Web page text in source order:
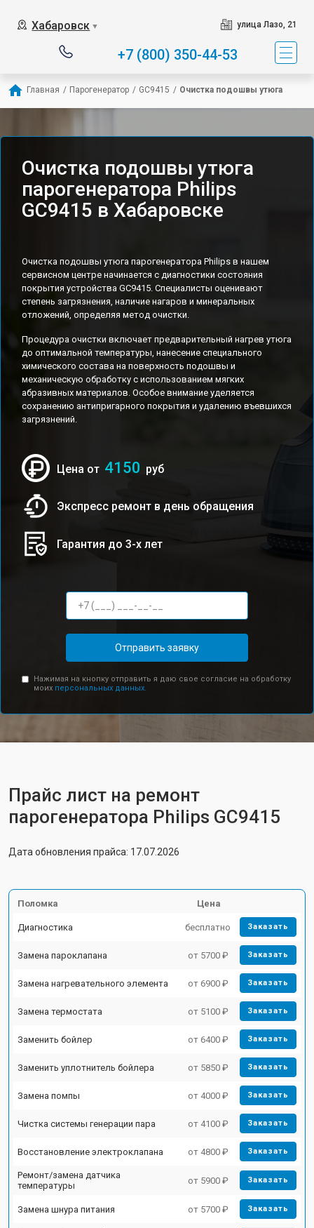
Хабаровск ▼ улица Лазо, 21
+7 (800) 350-44-53
Главная / Парогенератор / GC9415 / Очистка подошвы утюга
Очистка подошвы утюга
парогенератора Philips
GC9415 в Хабаровске
Очистка подошвы утюга парогенератора Philips в нашем
сервисном центре начинается с диагностики состояния
покрытия устройства GC9415. Специалисты оценивают
степень загрязнения, наличие нагаров и минеральных
отложений, определяя метод очистки.
Процедура очистки включает предварительный нагрев утюга
до оптимальной температуры, нанесение специального
химического состава на поверхность подошвы и
механическую обработку с использованием мягких
абразивных материалов. Особое внимание уделяется
сохранению антипригарного покрытия и удалению въевшихся
загрязнений.
Цена от 4150 руб
Экспресс ремонт в день обращения
Гарантия до 3-х лет
Отправить заявку
Нажимая на кнопку отправить я даю свое согласие на обработку
моих персональных данных.
Прайс лист на ремонт
парогенератора Philips GC9415
Дата обновления прайса: 17.07.2026
Поломка Цена
Диагностика бесплатно Заказать
Замена пароклапана от 5700 ₽ Заказать
Замена нагревательного элемента от 6900 ₽ Заказать
Замена термостата от 5100 ₽ Заказать
Заменить бойлер от 6400 ₽ Заказать
Заменить уплотнитель бойлера от 5850 ₽ Заказать
Замена помпы от 4000 ₽ Заказать
Чистка системы генерации пара от 4100 ₽ Заказать
Восстановление электроклапана от 4800 ₽ Заказать
Ремонт/замена датчика
температуры
от 5900 ₽ Заказать
Замена шнура питания от 5700 ₽ Заказать